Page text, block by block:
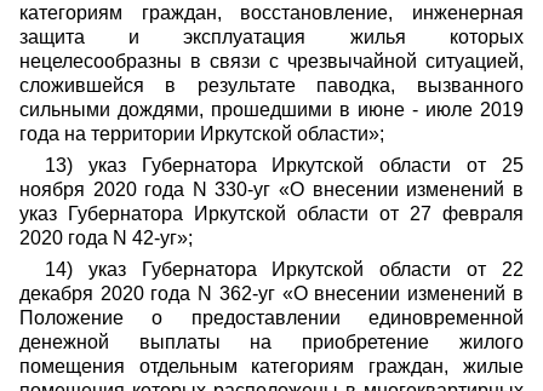
категориям граждан, восстановление, инженерная
защита и эксплуатация жилья которых
нецелесообразны в связи с чрезвычайной ситуацией,
сложившейся в результате паводка, вызванного
сильными дождями, прошедшими в июне - июле 2019
года на территории Иркутской области»;
13) указ Губернатора Иркутской области от 25
ноября 2020 года N 330-уг «О внесении изменений в
указ Губернатора Иркутской области от 27 февраля
2020 года N 42-уг»;
14) указ Губернатора Иркутской области от 22
декабря 2020 года N 362-уг «О внесении изменений в
Положение о предоставлении единовременной
денежной выплаты на приобретение жилого
помещения отдельным категориям граждан, жилые